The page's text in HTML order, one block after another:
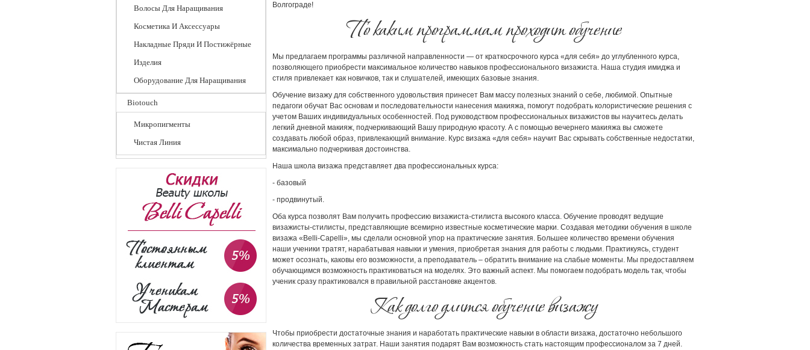
Волосы Для Наращивания
Косметика И Аксессуары
Накладные Пряди И Постижёрные
Изделия
Оборудование Для Наращивания
Biotouch
Микропигменты
Чистая Линия
Волгограде!
По каким программам проходит обучение
Мы предлагаем программы различной направленности — от краткосрочного курса «для себя» до углубленного курса,
позволяющего приобрести максимальное количество навыков профессионального визажиста. Наша студия имиджа и
стиля привлекает как новичков, так и слушателей, имеющих базовые знания.
Обучение визажу для собственного удовольствия принесет Вам массу полезных знаний о себе, любимой. Опытные
педагоги обучат Вас основам и последовательности нанесения макияжа, помогут подобрать колористические решения с
учетом Ваших индивидуальных особенностей. Под руководством профессиональных визажистов вы научитесь делать
легкий дневной макияж, подчеркивающий Вашу природную красоту. А с помощью вечернего макияжа вы сможете
создавать любой образ, привлекающий внимание. Курс визажа «для себя» научит Вас скрывать собственные недостатки,
максимально подчеркивая достоинства.
Наша школа визажа представляет два профессиональных курса:
- базовый
- продвинутый.
Оба курса позволят Вам получить профессию визажиста-стилиста высокого класса. Обучение проводят ведущие
визажисты-стилисты, представляющие всемирно известные косметические марки. Создавая методики обучения в школе
визажа «Belli-Сapelli», мы сделали основной упор на практические занятия. Большее количество времени обучения
наши ученики тратят, нарабатывая навыки и умения, приобретая знания для работы с людьми. Практикуясь, студент
может осознать, каковы его возможности, а преподаватель – обратить внимание на слабые моменты. Мы предоставляем
обучающимся возможность практиковаться на моделях. Это важный аспект. Мы помогаем подобрать модель так, чтобы
ученик сразу практиковался в правильной расстановке акцентов.
Как долго длится обучение визажу
Чтобы приобрести достаточные знания и наработать практические навыки в области визажа, достаточно небольшого
количества временных затрат. Наши занятия подарят Вам возможность стать настоящим профессионалом за 7 дней.